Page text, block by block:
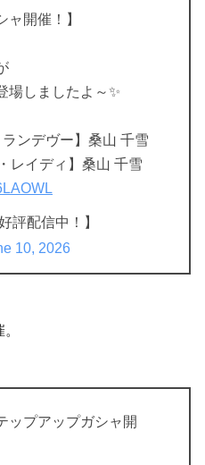
ャ開催！】
場しましたよ～✨
ンデヴー】桑山 千雪
レイディ】桑山 千雪
評配信中！】
10, 2026
ップアップガシャ開